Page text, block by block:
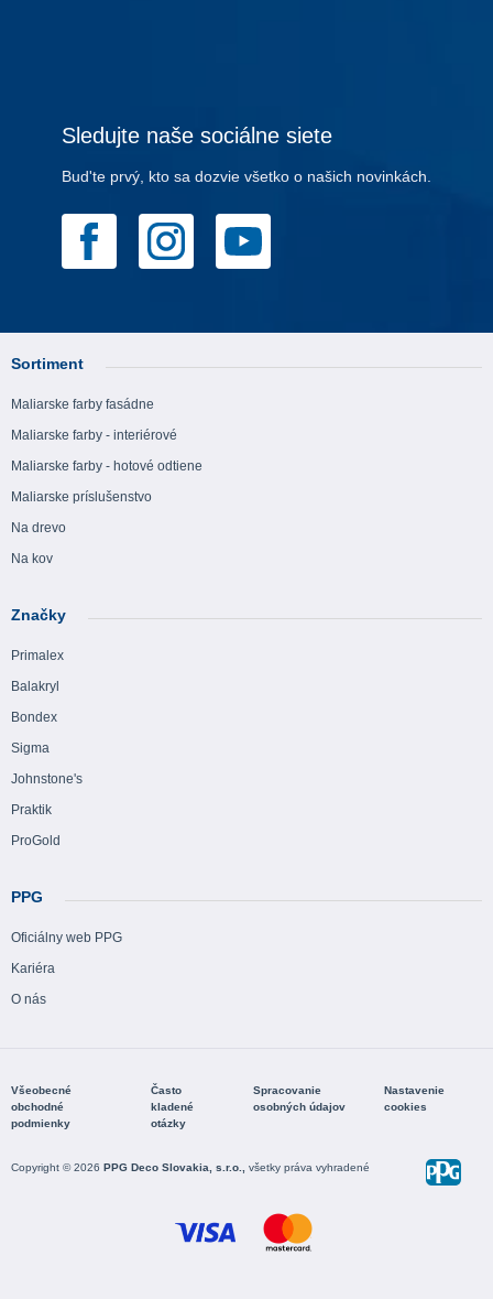
Sledujte naše sociálne siete
Bud'te prvý, kto sa dozvie všetko o našich novinkách.
Sortiment
Maliarske farby fasádne
Maliarske farby - interiérové
Maliarske farby - hotové odtiene
Maliarske príslušenstvo
Na drevo
Na kov
Značky
Primalex
Balakryl
Bondex
Sigma
Johnstone's
Praktik
ProGold
PPG
Oficiálny web PPG
Kariéra
O nás
Všeobecné
obchodné
podmienky
Často
kladené
otázky
Spracovanie
osobných údajov
Nastavenie
cookies
Copyright © 2026 PPG Deco Slovakia, s.r.o., všetky práva vyhradené